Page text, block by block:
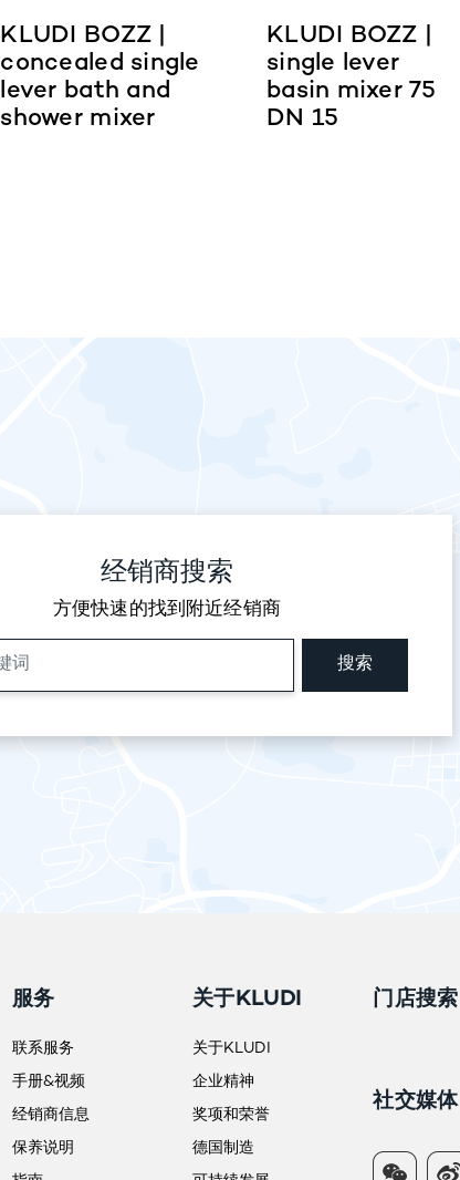
KLUDI BOZZ |
concealed single
lever bath and
shower mixer
KLUDI BOZZ |
single lever
basin mixer 75
DN 15
经销商搜索
方便快速的找到附近经销商
服务
联系服务
手册&视频
经销商信息
保养说明
关于KLUDI
关于KLUDI
企业精神
奖项和荣誉
德国制造
门店搜索
社交媒体